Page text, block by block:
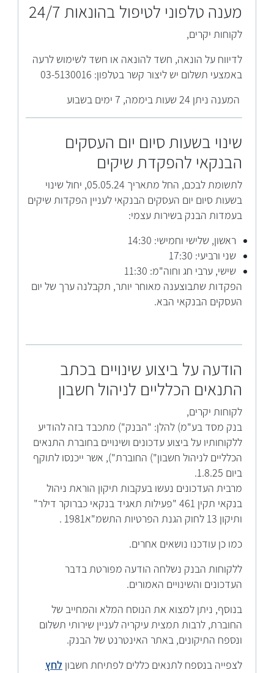
מענה טלפוני לטיפול בהונאות 24/7
לקוחות יקרים,
לדיווח על הונאה, חשד להונאה או חשד לשימוש לרעה
באמצעי תשלום יש ליצור קשר בטלפון: 03-5130016
המענה ניתן 24 שעות ביממה, 7 ימים בשבוע
שינוי בשעות סיום יום העסקים
הבנקאי להפקדת שיקים
לתשומת לבכם, החל מתאריך 05.05.24, יחול שינוי
בשעות סיום יום העסקים הבנקאי לעניין הפקדות שיקים
בעמדות הבנק בשירות עצמי:
ראשון, שלישי וחמישי: 14:30
שני ורביעי: 17:30
שישי, ערבי חג וחוה"מ: 11:30
הפקדות שתבוצענה מאוחר יותר, תקבלנה ערך של יום
העסקים הבנקאי הבא.
הודעה על ביצוע שינויים בכתב
התנאים הכלליים לניהול חשבון
לקוחות יקרים,
בנק מסד בע"מ) להלן: "הבנק") מתכבד בזה להודיע
ללקוחותיו על ביצוע עדכונים ושינויים בחוברת התנאים
הכלליים לניהול חשבון") החוברת"), אשר ייכנסו לתוקף
ביום 1.8.25.
מרבית העדכונים נעשו בעקבות תיקון הוראת ניהול
בנקאי תקין 461 "פעילות תאגיד בנקאי כברוקר דילר"
ותיקון 13 לחוק הגנת הפרטיות התשמ"א1981 .
כמו כן עודכנו נושאים אחרים.
ללקוחות הבנק נשלחה הודעה מפורטת בדבר
העדכונים והשינויים האמורים.
בנוסף, ניתן למצוא את הנוסח המלא והמחייב של
החוברת, לרבות תמצית עיקריה לעניין שירותי תשלום
ונספח התיקונים, באתר האינטרנט של הבנק.
לצפייה בנספח לתנאים כללים לפתיחת חשבון לחץ